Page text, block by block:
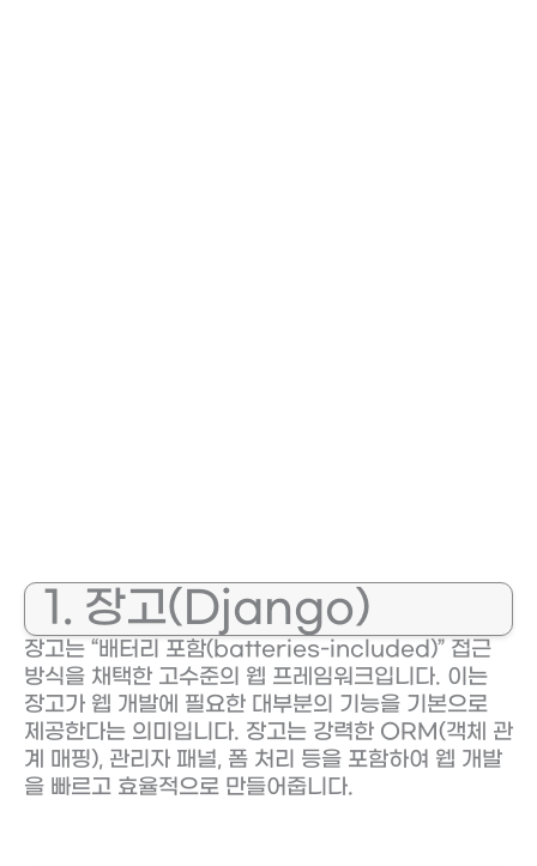
1. 장고(Django)
장고는 “배터리 포함(batteries-included)” 접근
방식을 채택한 고수준의 웹 프레임워크입니다. 이는
장고가 웹 개발에 필요한 대부분의 기능을 기본으로
제공한다는 의미입니다. 장고는 강력한 ORM(객체 관
계 매핑), 관리자 패널, 폼 처리 등을 포함하여 웹 개발
을 빠르고 효율적으로 만들어줍니다.